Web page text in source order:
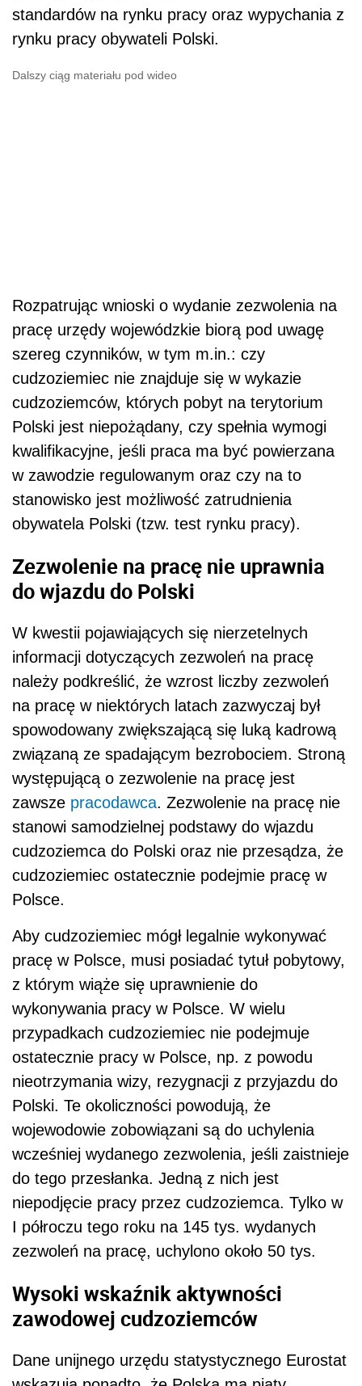
standardów na rynku pracy oraz wypychania z
rynku pracy obywateli Polski.
Dalszy ciąg materiału pod wideo
Rozpatrując wnioski o wydanie zezwolenia na
pracę urzędy wojewódzkie biorą pod uwagę
szereg czynników, w tym m.in.: czy
cudzoziemiec nie znajduje się w wykazie
cudzoziemców, których pobyt na terytorium
Polski jest niepożądany, czy spełnia wymogi
kwalifikacyjne, jeśli praca ma być powierzana
w zawodzie regulowanym oraz czy na to
stanowisko jest możliwość zatrudnienia
obywatela Polski (tzw. test rynku pracy).
Zezwolenie na pracę nie uprawnia
do wjazdu do Polski
W kwestii pojawiających się nierzetelnych
informacji dotyczących zezwoleń na pracę
należy podkreślić, że wzrost liczby zezwoleń
na pracę w niektórych latach zazwyczaj był
spowodowany zwiększającą się luką kadrową
związaną ze spadającym bezrobociem. Stroną
występującą o zezwolenie na pracę jest
zawsze pracodawca. Zezwolenie na pracę nie
stanowi samodzielnej podstawy do wjazdu
cudzoziemca do Polski oraz nie przesądza, że
cudzoziemiec ostatecznie podejmie pracę w
Polsce.
Aby cudzoziemiec mógł legalnie wykonywać
pracę w Polsce, musi posiadać tytuł pobytowy,
z którym wiąże się uprawnienie do
wykonywania pracy w Polsce. W wielu
przypadkach cudzoziemiec nie podejmuje
ostatecznie pracy w Polsce, np. z powodu
nieotrzymania wizy, rezygnacji z przyjazdu do
Polski. Te okoliczności powodują, że
wojewodowie zobowiązani są do uchylenia
wcześniej wydanego zezwolenia, jeśli zaistnieje
do tego przesłanka. Jedną z nich jest
niepodjęcie pracy przez cudzoziemca. Tylko w
I półroczu tego roku na 145 tys. wydanych
zezwoleń na pracę, uchylono około 50 tys.
Wysoki wskaźnik aktywności
zawodowej cudzoziemców
Dane unijnego urzędu statystycznego Eurostat